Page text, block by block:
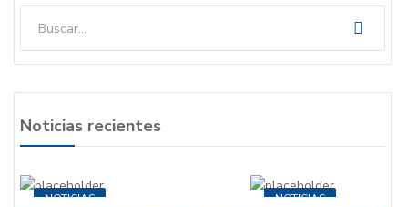
Noticias recientes
NOTICIAS NOTICIAS